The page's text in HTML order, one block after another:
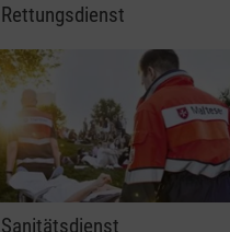
Rettungsdienst
Sanitätsdienst